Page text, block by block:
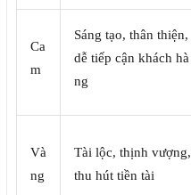
Ca
m
Sáng tạo, thân thiện,
dễ tiếp cận khách hà
ng
Và
ng
Tài lộc, thịnh vượng,
thu hút tiền tài